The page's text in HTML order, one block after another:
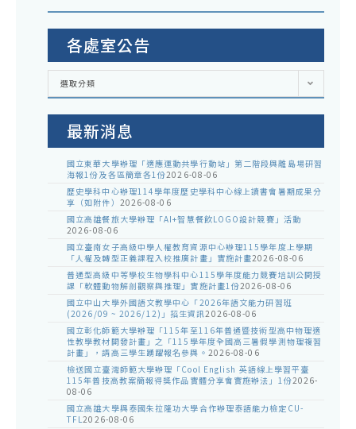
各處室公告
各
室
選取分類
最新消息
國立東華大學辦理「適應運動共學行動站」第二階段與離島場研習
海報1份及各區簡章各1份2026-08-06
歷史學科中心辦理114學年度歷史學科中心線上讀書會暑期成果分
享（如附件） 2026-08-06
國立高雄餐旅大學辦理「AI+智慧餐飲LOGO設計競賽」活動
2026-08-06
國立臺南女子高級中學人權教育資源中心辦理115學年度上學期
「人權及轉型正義課程入校推廣計畫」實施計畫2026-08-06
普通型高級中等學校生物學科中心115學年度能力競賽培訓公開授
課「軟體動物解剖觀察與推理」實施計畫1份2026-08-06
國立中山大學外國語文教學中心「2026年語文能力研習班
(2026/09 ~ 2026/12)」招生資訊2026-08-06
國立彰化師範大學辦理「115年至116年普通暨技術型高中物理適
性教學教材開發計畫」之「115學年度全國高三暑假學測物理複習
計畫」，請高三學生踴躍報名參與。 2026-08-06
檢送國立臺灣師範大學辦理「Cool English 英語線上學習平臺
115年普技高教案簡報得獎作品實體分享會實施辦法」1份2026-
08-06
國立高雄大學與泰國朱拉隆功大學合作辦理泰語能力檢定CU-
TFL2026-08-06